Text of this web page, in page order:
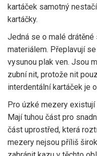
kartáček samotný
kartáčky.
Jedná se o malé
materiálem. Přeplavují
vysunou plak ven. Jsou
zubní nit, protože nit
interdentální kartáček je
Pro úzké mezery existují
Mají tuhou část pro
část uprostřed, která
mezery nejsou příliš